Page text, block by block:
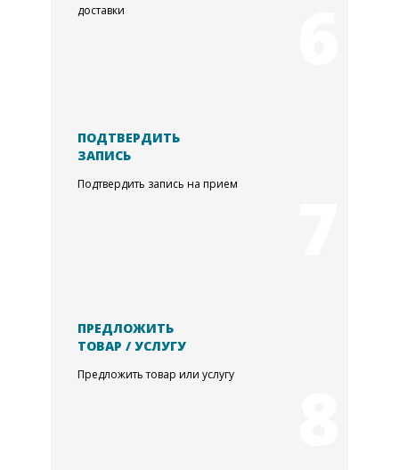
доставки
ПОДТВЕРДИТЬ
ЗАПИСЬ
Подтвердить запись на прием
ПРЕДЛОЖИТЬ
ТОВАР / УСЛУГУ
Предложить товар или услугу